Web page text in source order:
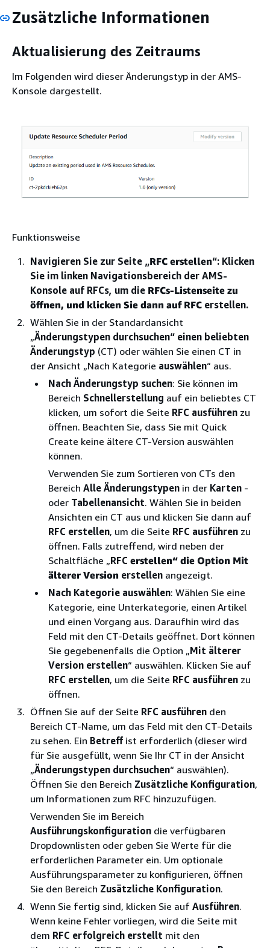
Zusätzliche Informationen
Aktualisierung des Zeitraums
Im Folgenden wird dieser Änderungstyp in der AMS-
Konsole dargestellt.
Funktionsweise
Navigieren Sie zur Seite „RFC erstellen“: Klicken
Sie im linken Navigationsbereich der AMS-
Konsole auf RFCs, um die RFCs-Listenseite zu
öffnen, und klicken Sie dann auf RFC erstellen.
Wählen Sie in der Standardansicht
„Änderungstypen durchsuchen“ einen beliebten
Änderungstyp (CT) oder wählen Sie einen CT in
der Ansicht „Nach Kategorie auswählen“ aus.
Nach Änderungstyp suchen: Sie können im
Bereich Schnellerstellung auf ein beliebtes CT
klicken, um sofort die Seite RFC ausführen zu
öffnen. Beachten Sie, dass Sie mit Quick
Create keine ältere CT-Version auswählen
können.
Verwenden Sie zum Sortieren von CTs den
Bereich Alle Änderungstypen in der Karten -
oder Tabellenansicht. Wählen Sie in beiden
Ansichten ein CT aus und klicken Sie dann auf
RFC erstellen, um die Seite RFC ausführen zu
öffnen. Falls zutreffend, wird neben der
Schaltfläche „RFC erstellen“ die Option Mit
älterer Version erstellen angezeigt.
Nach Kategorie auswählen: Wählen Sie eine
Kategorie, eine Unterkategorie, einen Artikel
und einen Vorgang aus. Daraufhin wird das
Feld mit den CT-Details geöffnet. Dort können
Sie gegebenenfalls die Option „Mit älterer
Version erstellen“ auswählen. Klicken Sie auf
RFC erstellen, um die Seite RFC ausführen zu
öffnen.
Öffnen Sie auf der Seite RFC ausführen den
Bereich CT-Name, um das Feld mit den CT-Details
zu sehen. Ein Betreff ist erforderlich (dieser wird
für Sie ausgefüllt, wenn Sie Ihr CT in der Ansicht
„Änderungstypen durchsuchen“ auswählen).
Öffnen Sie den Bereich Zusätzliche Konfiguration,
um Informationen zum RFC hinzuzufügen.
Verwenden Sie im Bereich
Ausführungskonfiguration die verfügbaren
Dropdownlisten oder geben Sie Werte für die
erforderlichen Parameter ein. Um optionale
Ausführungsparameter zu konfigurieren, öffnen
Sie den Bereich Zusätzliche Konfiguration.
Wenn Sie fertig sind, klicken Sie auf Ausführen.
Wenn keine Fehler vorliegen, wird die Seite mit
dem RFC erfolgreich erstellt mit den